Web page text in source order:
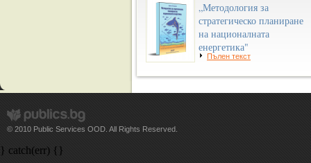
„Методология за
стратегическо планиране
на националната
енергетика"
Пълен текст
© 2010 Public Services OOD. All Rights Reserved.
} catch(err) {}